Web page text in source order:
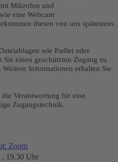
Mikrofon und
eine Webcam
diesen von uns spätestens
wie Padlet oder
einen geschützten Zugang zu
Informationen erhalten Sie
Verantwortung für eine
Zugangstechnik.
Zoom
, 19.30 Uhr